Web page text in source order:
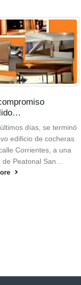
20
Jun
Indice CAC
Indice arrojado
Argentina de la
correspondiente
Mayo. El mismo...